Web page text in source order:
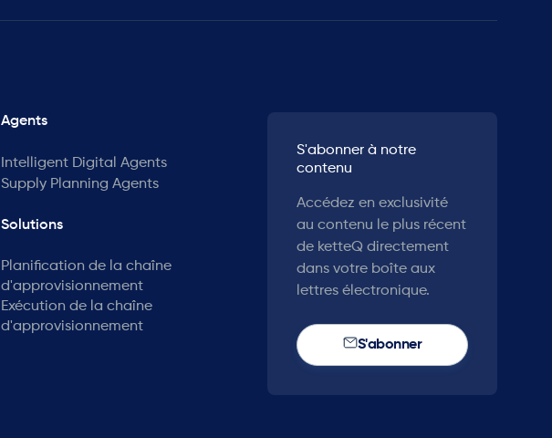
Agents
Intelligent Digital Agents
Supply Planning Agents
Solutions
Planification de la chaîne
d'approvisionnement
Exécution de la chaîne
d'approvisionnement
S'abonner à notre
contenu
Accédez en exclusivité
au contenu le plus récent
de ketteQ directement
dans votre boîte aux
lettres électronique.
S'abonner